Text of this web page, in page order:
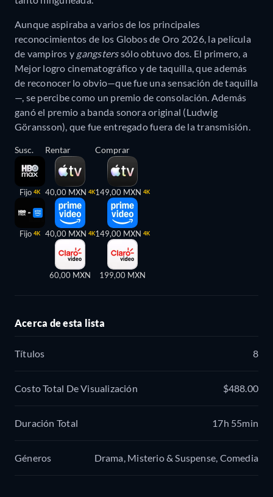
Aunque aspiraba a varios de los principales
reconocimientos de los Globos de Oro 2026, la película
de vampiros y gangsterssólo obtuvo dos. El primero, a
Mejor logro cinematográfico y de taquilla, que además
de reconocer lo obvio—que fue una sensación de taquilla
—, se percibe como un premio de consolación. Además
ganó el premio a banda sonora original (Ludwig
Göransson), que fue entregado fuera de la transmisión.
Susc.
Fijo 4K
Fijo 4K
Rentar
40,00 MXN 4K
40,00 MXN 4K
60,00 MXN
Comprar
149,00 MXN 4K
149,00 MXN 4K
199,00 MXN
Acerca de esta lista
Títulos 8
Costo Total De Visualización $488.00
Duración Total 17h 55min
Géneros Drama, Misterio & Suspense, Comedia